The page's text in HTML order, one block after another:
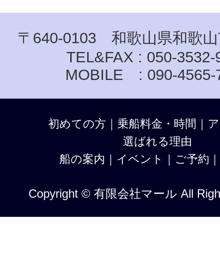
〒640-0103 和歌山県和歌山
TEL&FAX : 050-3532-
MOBILE : 090-4565-
初めての方 ｜ 乗船料金・時間 ｜
選ばれる理由
船の案内 ｜ イベント ｜ ご予約 ｜
Copyright © 有限会社マール All